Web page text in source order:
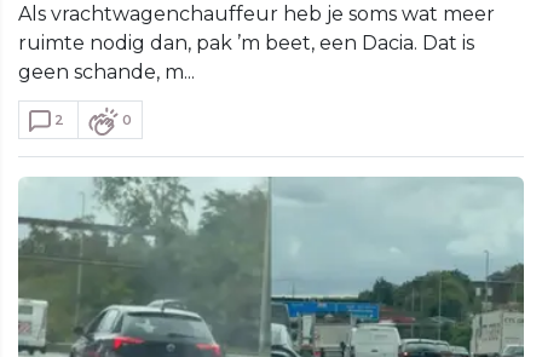
Als vrachtwagenchauffeur heb je soms wat meer
ruimte nodig dan, pak ’m beet, een Dacia. Dat is
geen schande, m...
2 0